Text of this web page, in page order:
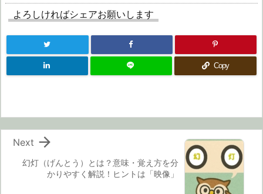
よろしければシェアお願いします
Copy
幻灯（げんとう）とは？意味・覚え方を分
かりやすく解説！ヒントは「映像」

Next